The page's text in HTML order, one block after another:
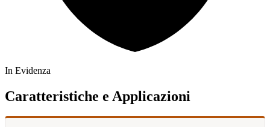
In Evidenza
Caratteristiche e Applicazioni